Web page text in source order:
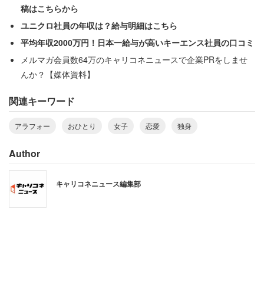
稿はこちらから
ユニクロ社員の年収は？給与明細はこちら
平均年収2000万円！日本一給与が高いキーエンス社員の口コミ
メルマガ会員数64万のキャリコネニュースで企業PRをしませ
んか？【媒体資料】
関連キーワード
アラフォー おひとり 女子 恋愛 独身
Author
キャリコネニュース編集部